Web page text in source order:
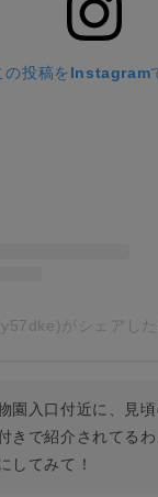
の投稿をInstagram
がシェアした
園入口付近に、見
きで紹介されてる
してみて！